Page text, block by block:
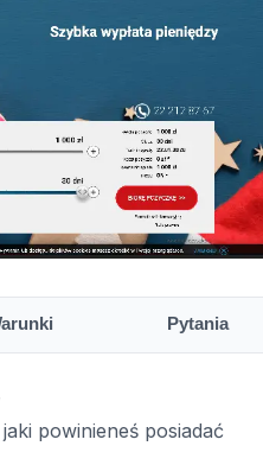
Pytania
powinieneś posiadać